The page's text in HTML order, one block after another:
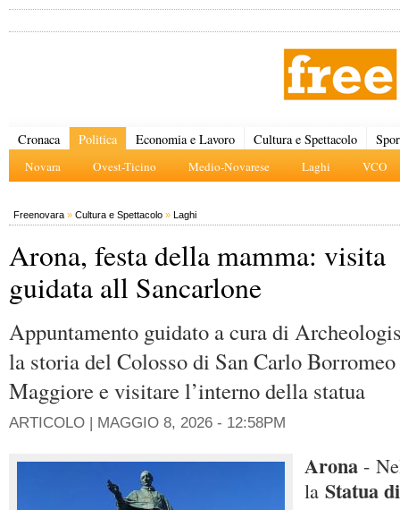
Cronaca Politica
Novara Ovest-Ticino Medio-Novarese Laghi VCO
Economia e Lavoro Cultura e Spettacolo
Freenovara » Cultura e Spettacolo » Laghi
Arona, festa della mamma: visita
guidata all Sancarlone
Appuntamento guidato a cura di
la storia del Colosso di San Carlo
Maggiore e visitare l’interno della statua
ARTICOLO | MAGGIO 8, 2026 - 12:58PM
Arona -
la Statua